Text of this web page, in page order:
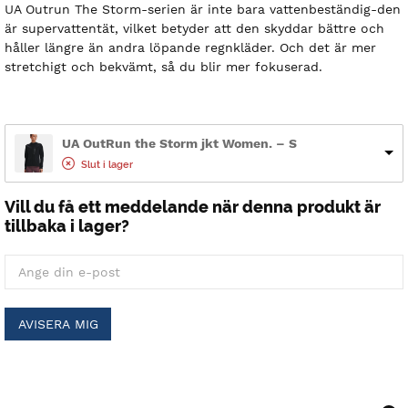
UA Outrun The Storm-serien är inte bara vattenbeständig-den
är supervattentät, vilket betyder att den skyddar bättre och
håller längre än andra löpande regnkläder. Och det är mer
stretchigt och bekvämt, så du blir mer fokuserad.
UA OutRun the Storm jkt Women. – S
Slut i lager
Vill du få ett meddelande när denna produkt är
tillbaka i lager?
AVISERA MIG